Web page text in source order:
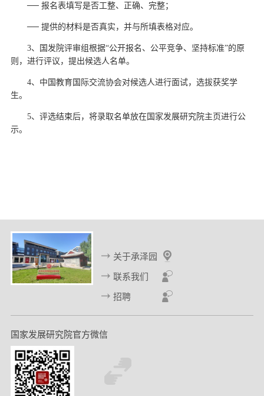
── 报名表填写是否工整、正确、完整；
── 提供的材料是否真实，并与所填表格对应。
3、国发院评审组根据“公开报名、公平竞争、坚持标准”的原
则，进行评议，提出候选人名单。
4、中国教育国际交流协会对候选人进行面试，选拔获奖学
生。
5、评选结束后，将录取名单放在国家发展研究院主页进行公
示。
关于承泽园
联系我们
招聘
国家发展研究院官方微信